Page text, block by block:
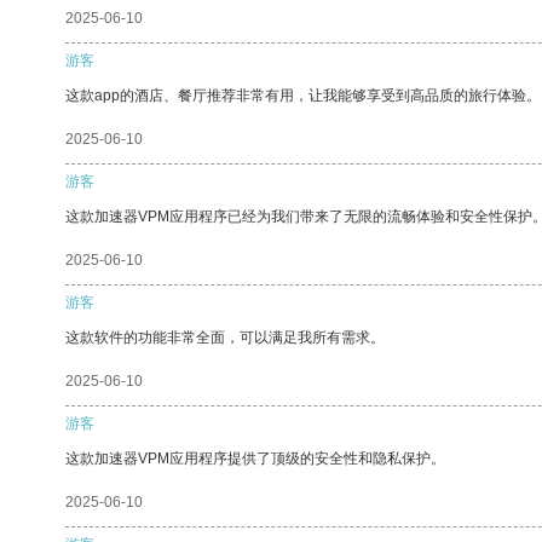
2025-06-10
游客
这款app的酒店、餐厅推荐非常有用，让我能够享受到高品质的旅行体验。
2025-06-10
游客
这款加速器VPM应用程序已经为我们带来了无限的流畅体验和安全性保护
2025-06-10
游客
这款软件的功能非常全面，可以满足我所有需求。
2025-06-10
游客
这款加速器VPM应用程序提供了顶级的安全性和隐私保护。
2025-06-10